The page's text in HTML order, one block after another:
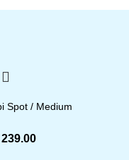
Spot / Medium